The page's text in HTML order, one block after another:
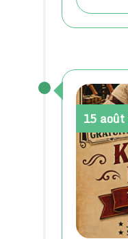
15 août